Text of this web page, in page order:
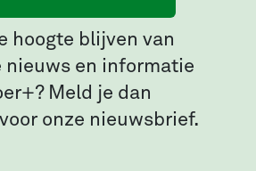
hoogte blijven van
nieuws en informatie
Meld je dan
onze nieuwsbrief.